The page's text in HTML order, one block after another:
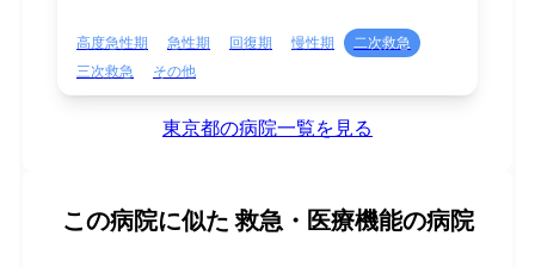
高度急性期 急性期 回復期 慢性期
二次救急
三次救急
その他
東京都の病院一覧を見る
この病院に似た 救急・医療機能の病院